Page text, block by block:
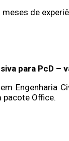
de
para PcD –
Engenharia
pacote Office.